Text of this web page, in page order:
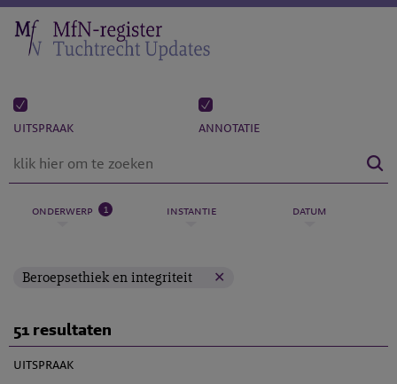
uitspraak annotatie
onderwerp 1 instantie datum
Beroepsethiek en integriteit
51 resultaten
uitspraak